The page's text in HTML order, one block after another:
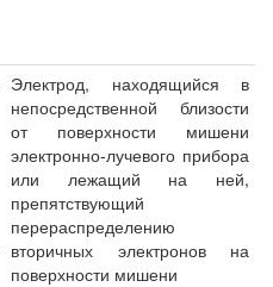
Электрод, находящийся в
непосредственной близости
от поверхности мишени
электронно-лучевого прибора
или лежащий на ней,
препятствующий
перераспределению
вторичных электронов на
поверхности мишени